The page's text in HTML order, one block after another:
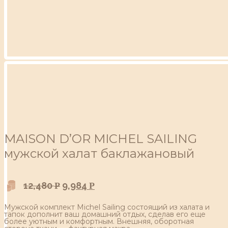
MAISON D’OR MICHEL SAILING
мужской халат баклажановый
12,480Р 9,984 Р
Мужской комплект Michel Sailing состоящий из халата и
тапок дополнит ваш домашний отдых, сделав его еще
более уютным и комфортным. Внешняя, оборотная